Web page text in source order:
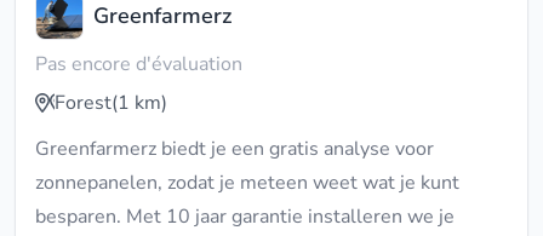
Greenfarmerz
Pas encore d'évaluation
Forest(1 km)
Greenfarmerz biedt je een gratis analyse voor
zonnepanelen, zodat je meteen weet wat je kunt
besparen. Met 10 jaar garantie installeren we je